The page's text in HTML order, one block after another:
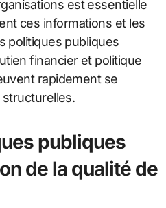
est essentielle
ces informations et les
politiques publiques
financier et politique
rapidement se
publiques
de la qualité de